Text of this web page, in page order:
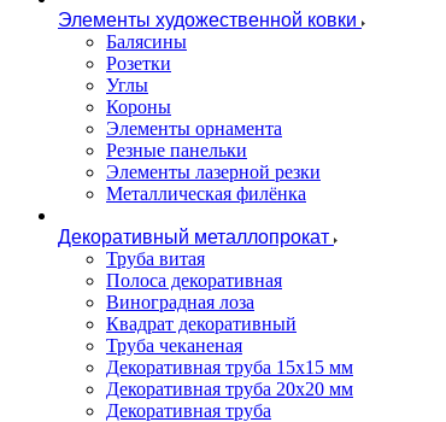
Элементы художественной ковки
Балясины
Розетки
Углы
Короны
Элементы орнамента
Резные панельки
Элементы лазерной резки
Металлическая филёнка
Декоративный металлопрокат
Труба витая
Полоса декоративная
Виноградная лоза
Квадрат декоративный
Труба чеканеная
Декоративная труба 15х15 мм
Декоративная труба 20х20 мм
Декоративная труба